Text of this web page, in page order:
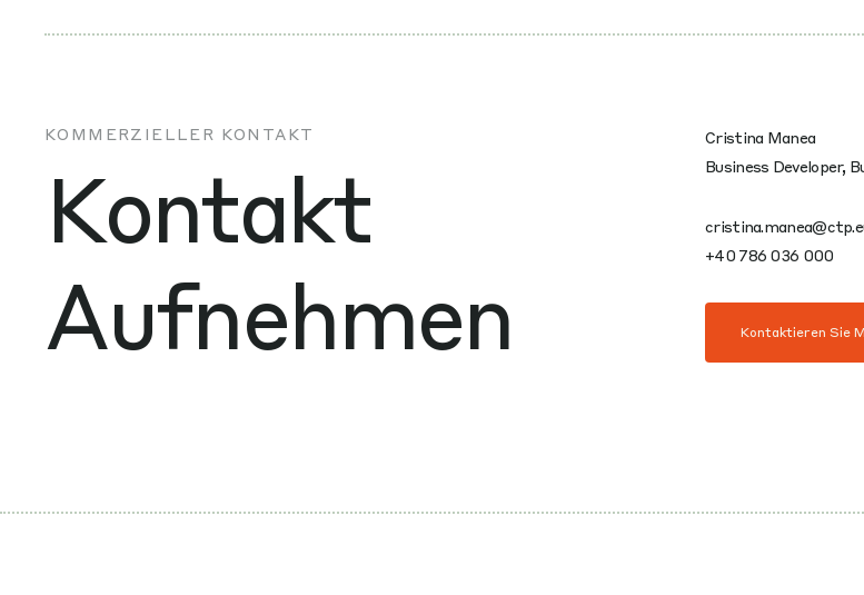
KOMMERZIELLER KONTAKT
Kontakt
Aufnehmen
Cristina Manea
Business Developer,
+40 786 036 000
Kontaktieren Sie